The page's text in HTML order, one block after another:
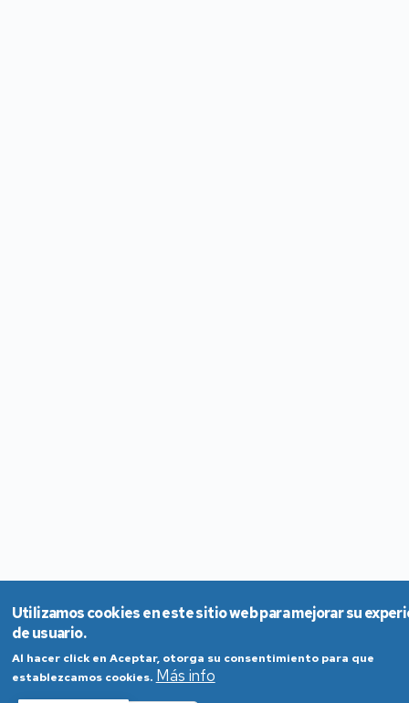
Utilizamos cookies en este sitio web para mejorar su
de usuario.
Al hacer click en Aceptar, otorga su consentimiento para que
establezcamos cookies. Más info